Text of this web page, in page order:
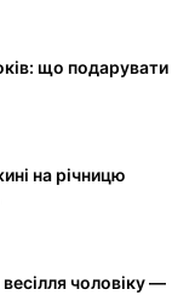
що подарувати
на річницю
чоловіку —